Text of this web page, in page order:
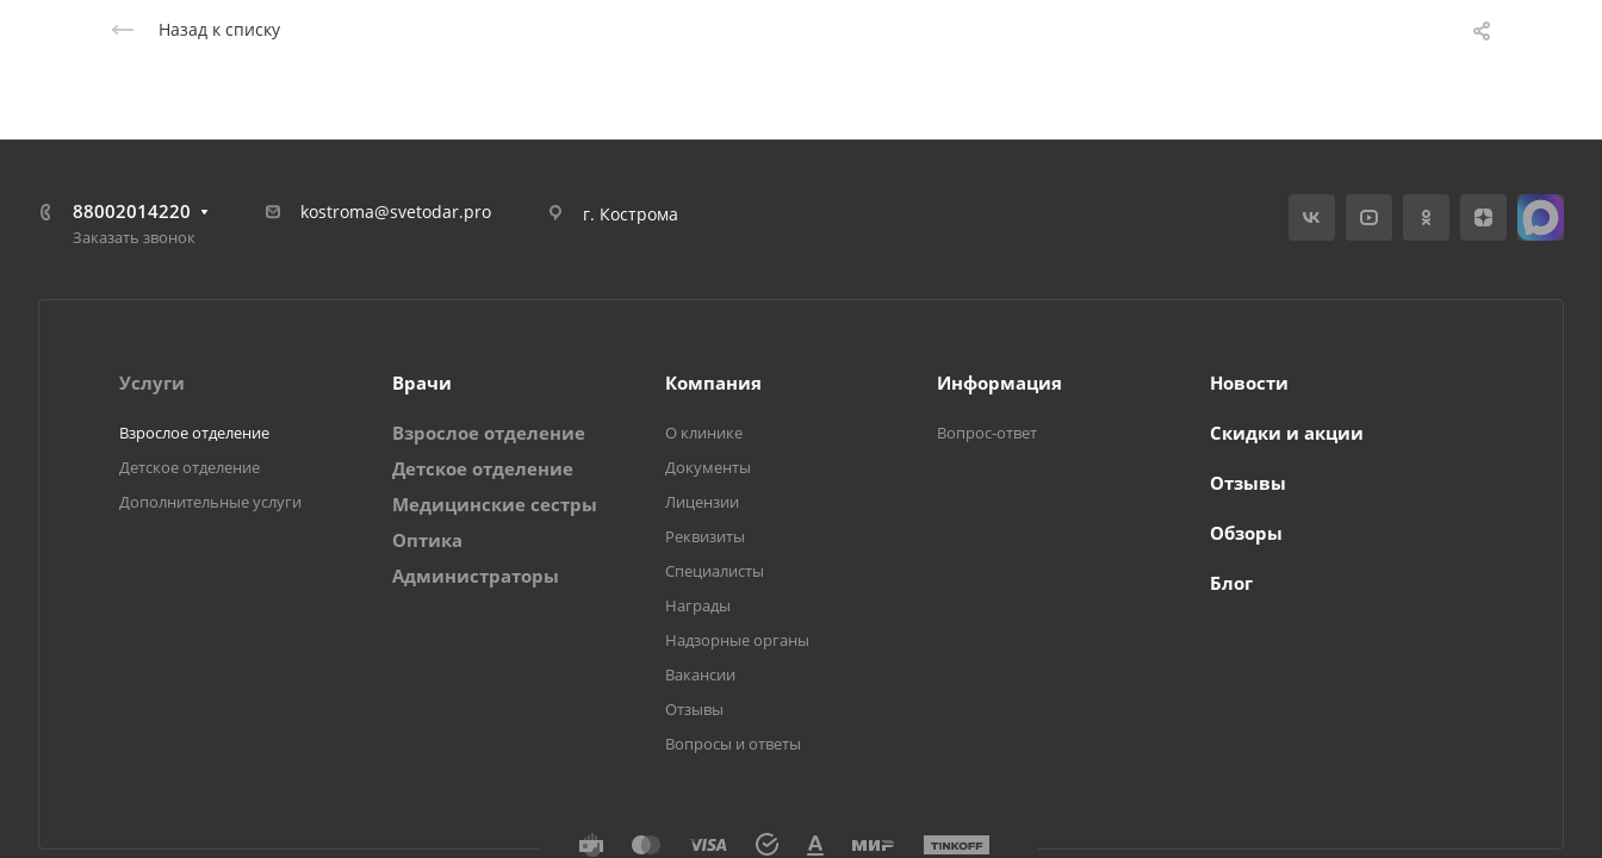
Назад к списку
88002014220
Заказать звонок
kostroma@svetodar.pro г. Кострома
Услуги
Взрослое отделение
Детское отделение
Дополнительные услуги
Врачи
Взрослое отделение
Детское отделение
Медицинские сестры
Оптика
Администраторы
Компания
О клинике
Документы
Лицензии
Реквизиты
Специалисты
Награды
Надзорные органы
Вакансии
Отзывы
Вопросы и ответы
Информация
Вопрос-ответ
Новости
Скидки и акции
Отзывы
Обзоры
Блог